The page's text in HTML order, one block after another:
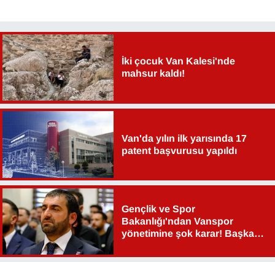
İki çocuk Van Kalesi'nde
mahsur kaldı!
Van'da yılın ilk yarısında 17
patent başvurusu yapıldı
Gençlik ve Spor
Bakanlığı'ndan Vanspor
yönetimine şok karar! Başkan